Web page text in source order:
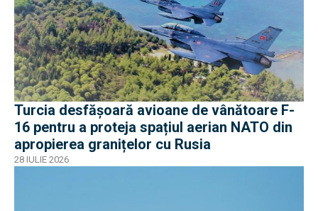
Turcia desfășoară avioane de vânătoare F-
16 pentru a proteja spațiul aerian NATO din
apropierea granițelor cu Rusia
28 IULIE 2026